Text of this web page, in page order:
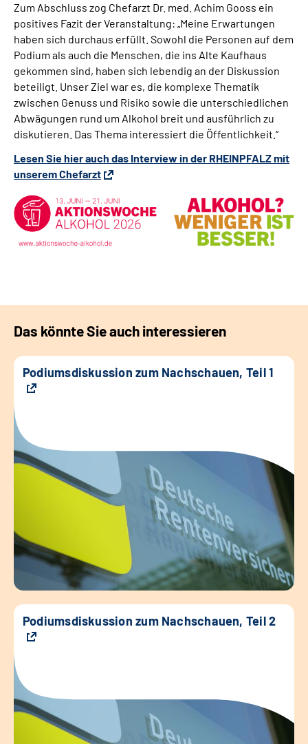
Zum Abschluss zog Chefarzt Dr. med. Achim Gooss ein
positives Fazit der Veranstaltung: „Meine Erwartungen
haben sich durchaus erfüllt. Sowohl die Personen auf dem
Podium als auch die Menschen, die ins Alte Kaufhaus
gekommen sind, haben sich lebendig an der Diskussion
beteiligt. Unser Ziel war es, die komplexe Thematik
zwischen Genuss und Risiko sowie die unterschiedlichen
Abwägungen rund um Alkohol breit und ausführlich zu
diskutieren. Das Thema interessiert die Öffentlichkeit.“
Lesen Sie hier auch das Interview in der RHEINPFALZ mit
unserem Chefarzt
Das könnte Sie auch interessieren
Podiumsdiskussion zum Nachschauen, Teil 1
Podiumsdiskussion zum Nachschauen, Teil 2